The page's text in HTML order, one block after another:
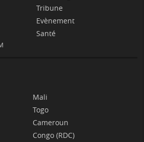
Tribune
Evènement
Santé
Mali
Togo
Cameroun
Congo (RDC)